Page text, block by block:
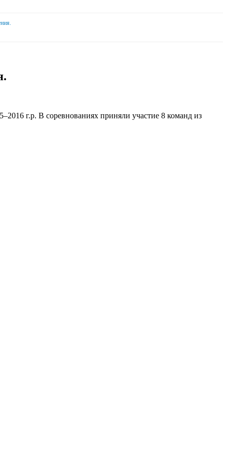
г.р. В соревнованиях приняли участие 8 команд из